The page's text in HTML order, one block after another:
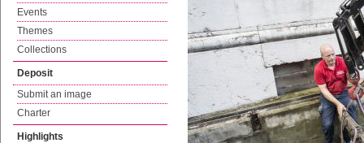
Events
Themes
Collections
Deposit
Submit an image
Charter
Highlights